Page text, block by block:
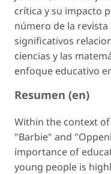
crítica y su impacto
número de la
significativos
ciencias y las
enfoque educativo
Resumen (en)
Within the context
"Barbie" and
importance of
young people is